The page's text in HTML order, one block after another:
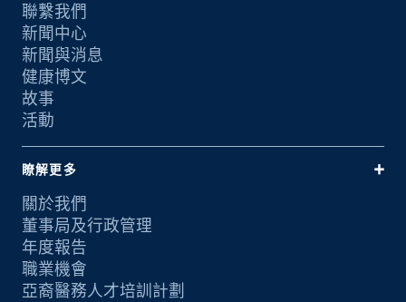
聯繫我們
新聞中心
新聞與消息
健康博文
故事
活動
瞭解更多
關於我們
董事局及行政管理
年度報告
職業機會
亞裔醫務人才培訓計劃